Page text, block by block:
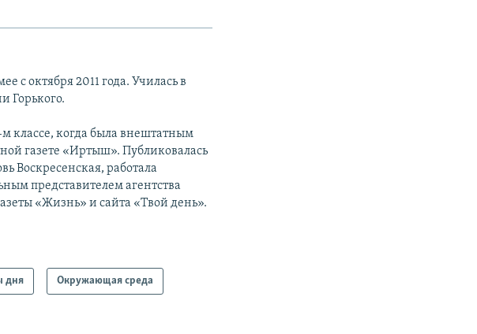
с октября 2011 года. Училась в
Горького.
классе, когда была внештатным
газете «Иртыш». Публиковалась
Воскресенская, работала
представителем агентства
«Жизнь» и сайта «Твой день».
дня Окружающая среда